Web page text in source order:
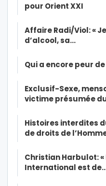
pour Orient XXI
Affaire Radi/Viol: «
d’alcool, sa…
Qui a encore peur
Exclusif-Sexe,
victime présumée
Histoires interdites
de droits de
Christian Harbulot:
International est